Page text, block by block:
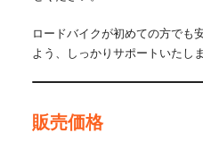
ロードバイクが初めての方でも
よう、しっかりサポートいたしま
販売価格